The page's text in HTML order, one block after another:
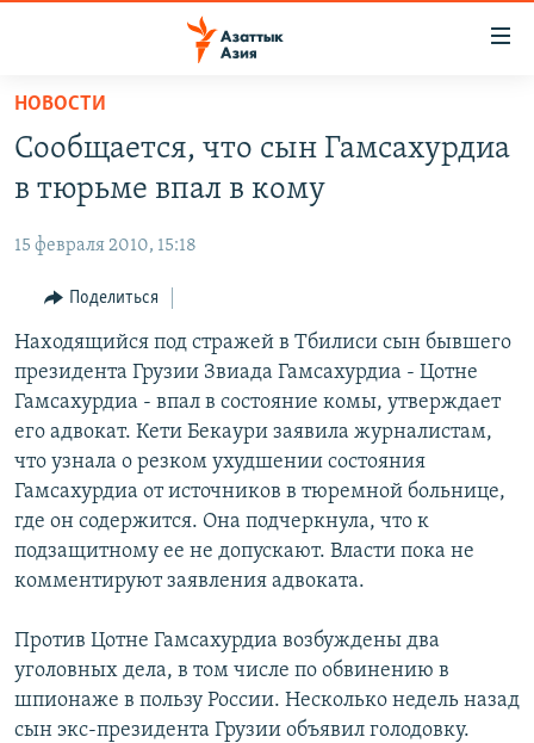
Вернуться
основному
содержанию
Вернутся
навигации
Вернутся
поиску
ЦЕНТРАЛЬНАЯ АЗИЯ
УЗБЕКИСТАН
ТАДЖИКИСТАН
НОВОСТИ
ВОЙНА В УКРАИНЕ
НА ДРУГИХ ЯЗЫКАХ
ҚАЗАҚША
КЫРГЫЗЧА
ЎЗБЕКЧА
ТОҶИКӢ
TÜRKMENÇE
Все сайты РСЕ/РС
НОВОСТИ
Сообщается, что сын Гамсахурдиа
в тюрьме впал в кому
15 февраля 2010, 15:18
Поделиться
Находящийся под стражей в Тбилиси сын бывшего
президента Грузии Звиада Гамсахурдиа - Цотне
Гамсахурдиа - впал в состояние комы, утверждает
его адвокат. Кети Бекаури заявила журналистам,
что узнала о резком ухудшении состояния
Гамсахурдиа от источников в тюремной больнице,
где он содержится. Она подчеркнула, что к
подзащитному ее не допускают. Власти пока не
комментируют заявления адвоката.
Против Цотне Гамсахурдиа возбуждены два
уголовных дела, в том числе по обвинению в
шпионаже в пользу России. Несколько недель назад
сын экс-президента Грузии объявил голодовку.